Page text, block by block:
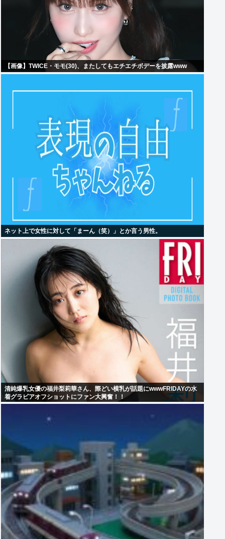
【画像】TWICE・モモ(30)、またしてもエチエチボデーを披露www
ネット上で女性に対して「まーん（笑）」とか言う男性。
清純爆乳女優の福井梨莉華さん、際どい横乳が話題にwwwFRIDAYの水
着グラビアオフショットにファン大興奮！！